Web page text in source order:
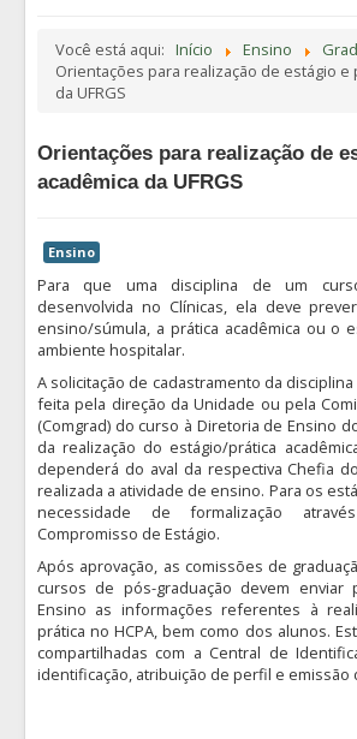
Você está aqui: Início Ensino
Orientações para realização de estágio e
da UFRGS
Orientações para realização de
acadêmica da UFRGS
Ensino
Para que uma disciplina de um
desenvolvida no Clínicas, ela deve
ensino/súmula, a prática acadêmica ou o
ambiente hospitalar.
A solicitação de cadastramento da
feita pela direção da Unidade ou pela
(Comgrad) do curso à Diretoria de Ensino
da realização do estágio/prática
dependerá do aval da respectiva Chefia
realizada a atividade de ensino. Para os
necessidade de formalização
Compromisso de Estágio.
Após aprovação, as comissões de
cursos de pós-graduação devem enviar
Ensino as informações referentes à
prática no HCPA, bem como dos alunos.
compartilhadas com a Central de
identificação, atribuição de perfil e emissão